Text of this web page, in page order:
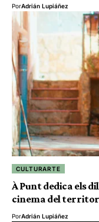
PorAdrián Lupiáñez
CULTURARTE
À Punt dedica els
cinema del
PorAdrián Lupiáñez